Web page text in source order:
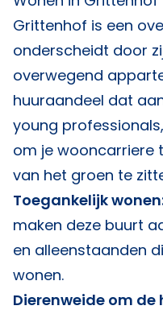
Grittenhof is een
onderscheidt door
overwegend
huuraandeel dat
young
om je wooncarriere
van het groen te
Toegankelijk
maken deze buurt
en alleenstaanden
wonen.
Dierenweide om de